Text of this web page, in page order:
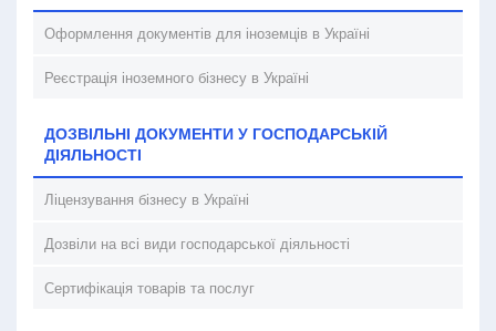
Оформлення документів для іноземців в Україні
Реєстрація іноземного бізнесу в Україні
ДОЗВІЛЬНІ ДОКУМЕНТИ У ГОСПОДАРСЬКІЙ
ДІЯЛЬНОСТІ
Ліцензування бізнесу в Україні
Дозвіли на всі види господарської діяльності
Сертифікація товарів та послуг